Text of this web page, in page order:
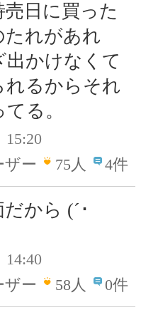
日に買った
たれがあれ
かけなくて
れるからそれ
る。
15:20
ザー
75人 4件
から (´･
14:40
ザー
58人 0件